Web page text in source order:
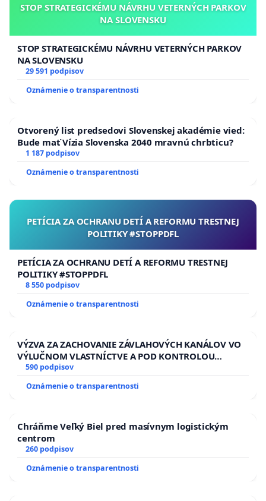
STOP STRATEGICKÉMU NÁVRHU VETERNÝCH PARKOV
NA SLOVENSKU
STOP STRATEGICKÉMU NÁVRHU VETERNÝCH PARKOV
NA SLOVENSKU
29 591 podpisov
Oznámenie o transparentnosti
Otvorený list predsedovi Slovenskej akadémie vied:
Bude mať Vízia Slovenska 2040 mravnú chrbticu?
1 187 podpisov
Oznámenie o transparentnosti
PETÍCIA ZA OCHRANU DETÍ A REFORMU TRESTNEJ
POLITIKY #STOPPDFL
PETÍCIA ZA OCHRANU DETÍ A REFORMU TRESTNEJ
POLITIKY #STOPPDFL
8 550 podpisov
Oznámenie o transparentnosti
VÝZVA ZA ZACHOVANIE ZÁVLAHOVÝCH KANÁLOV VO
VÝLUČNOM VLASTNÍCTVE A POD KONTROLOU
SLOVENSKEJ REPUBLIKY & žiadosť na riešenie
kanálov na Slovensku
590 podpisov
Oznámenie o transparentnosti
Chráňme Veľký Biel pred masívnym logistickým
centrom
260 podpisov
Oznámenie o transparentnosti